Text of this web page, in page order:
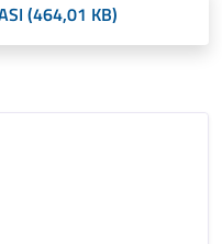
(464,01 KB)